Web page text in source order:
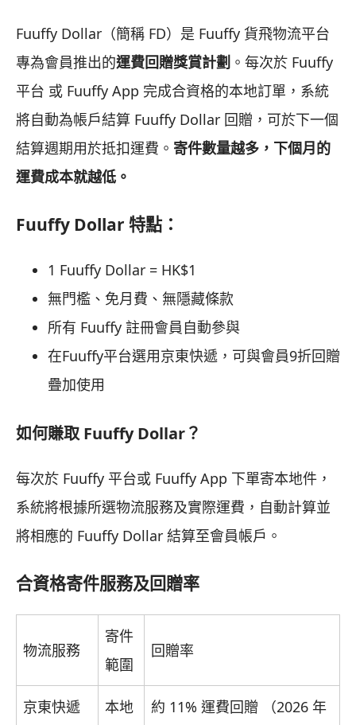
Fuuffy Dollar（簡稱 FD）是 Fuuffy 貨飛物流平台
專為會員推出的運費回贈獎賞計劃 。每次於 Fuuffy
平台 或 Fuuffy App 完成合資格的本地訂單，系統
將自動為帳戶結算 Fuuffy Dollar 回贈，可於下一個
結算週期用於抵扣運費。 寄件數量越多，下個月的
運費成本就越低。
Fuuffy Dollar 特點：
1 Fuuffy Dollar = HK$1
無門檻、免月費、無隱藏條款
所有 Fuuffy 註冊會員自動參與
在Fuuffy平台選用京東快遞，可與會員9折回贈
疊加使用
如何賺取 Fuuffy Dollar？
每次於 Fuuffy 平台或 Fuuffy App 下單寄本地件，
系統將根據所選物流服務及實際運費，自動計算並
將相應的 Fuuffy Dollar 結算至會員帳戶。
合資格寄件服務及回贈率
物流服務
寄件
範圍
回贈率
京東快遞
本地
約 11% 運費回贈 （2026 年